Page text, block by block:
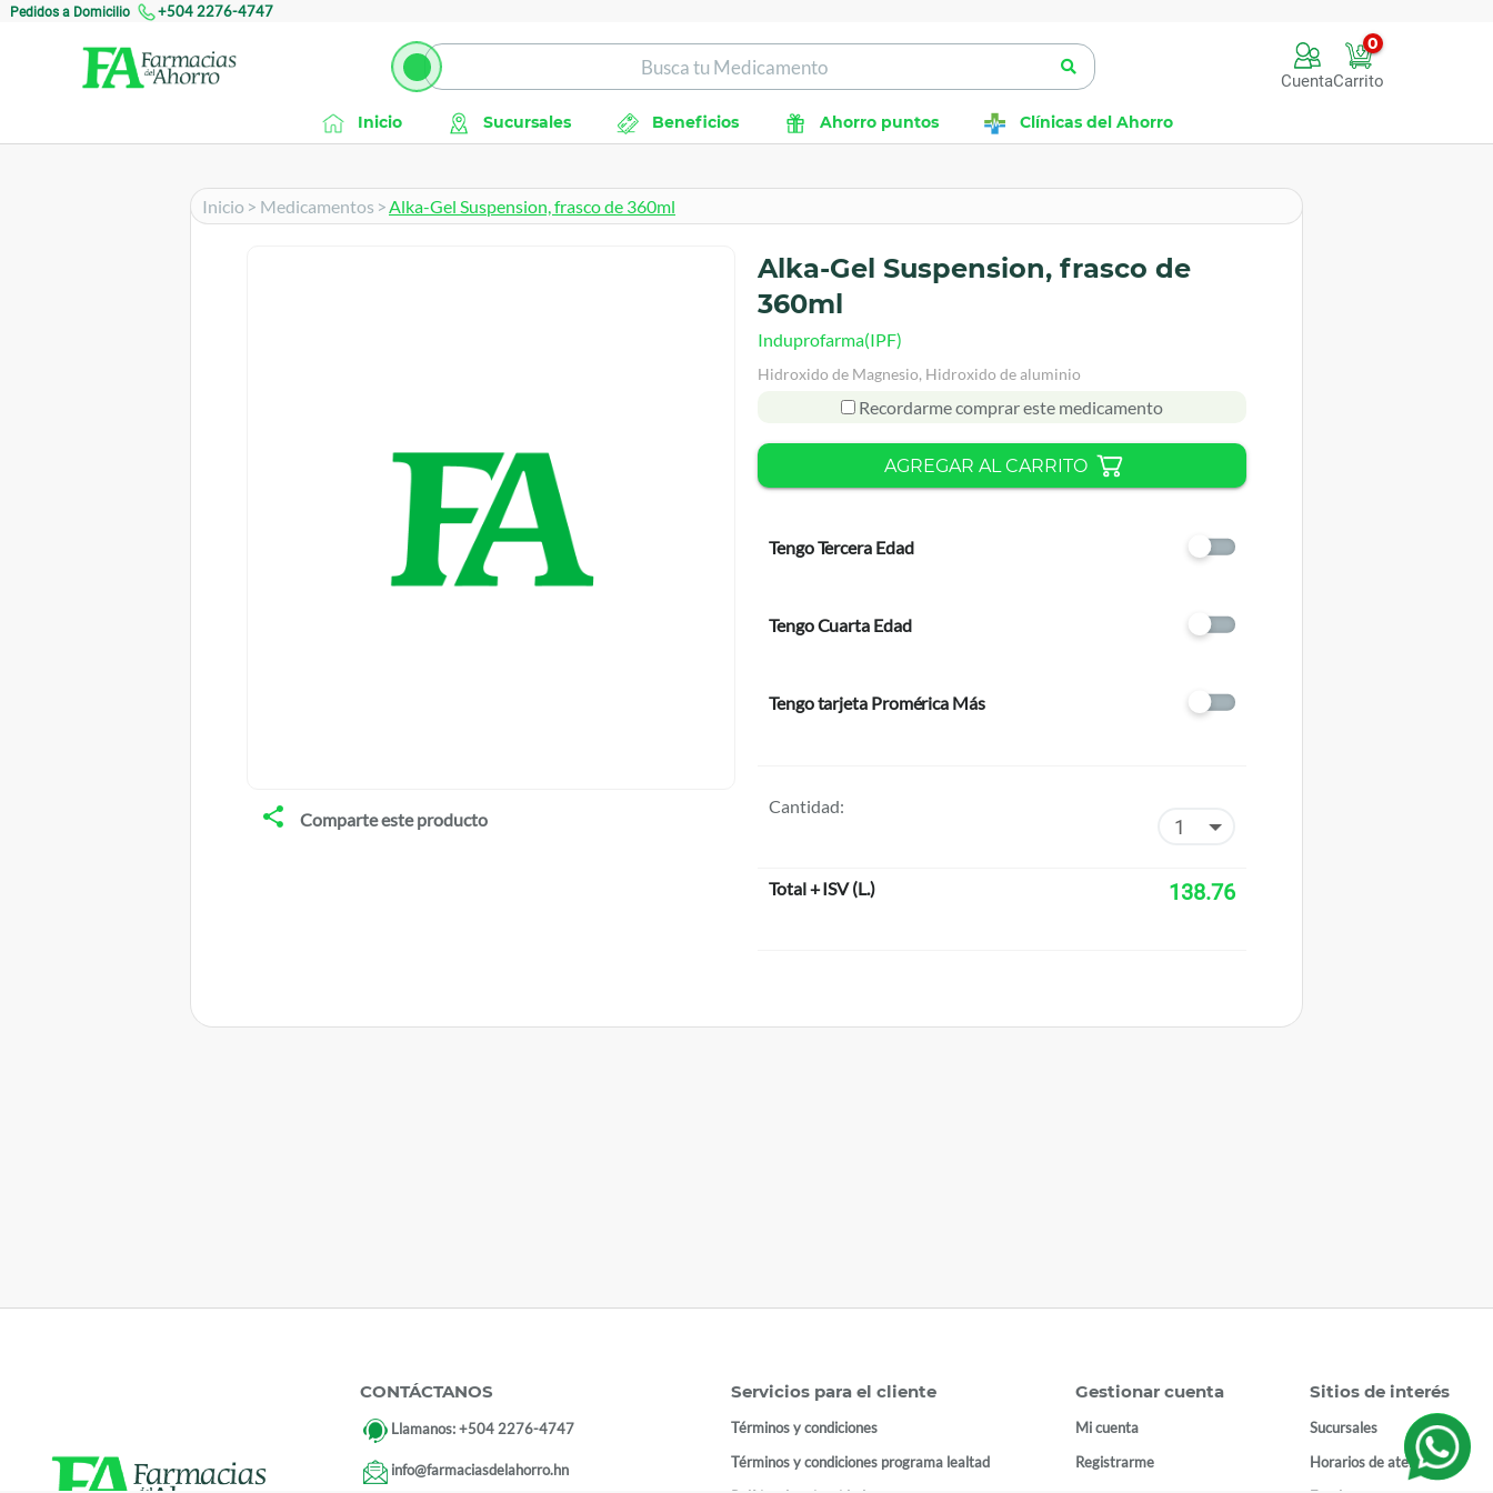
Pedidos a Domicilio +504 2276-4747
Cuenta
0
Carrito
Inicio Sucursales Beneficios Ahorro puntos Clínicas del Ahorro
Inicio > Medicamentos >Alka-Gel Suspension, frasco de 360ml
Comparte este producto
Alka-Gel Suspension, frasco de
360ml
Induprofarma(IPF)
Hidroxido de Magnesio, Hidroxido de aluminio
Recordarme comprar este medicamento
AGREGAR AL CARRITO
Tengo Tercera Edad
Tengo Cuarta Edad
Tengo tarjeta Promérica Más
Cantidad:
Total + ISV(L.) 138.76
CONTÁCTANOS
Llamanos:+504 2276-4747
info@farmaciasdelahorro.hn
Servicios para el cliente
Términos y condiciones
Términos y condiciones programa lealtad
Gestionar cuenta
Mi cuenta
Registrarme
Sitios de interés
Sucursales
Horarios de atención